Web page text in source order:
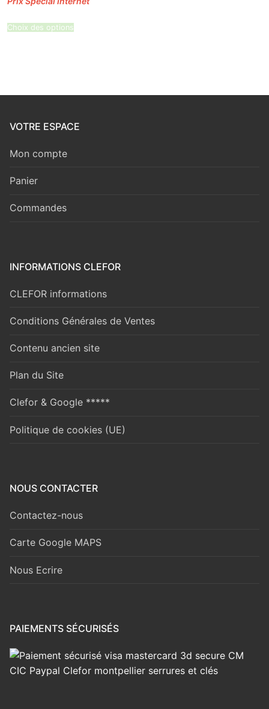
prix :
Choix des options
VOTRE ESPACE
Mon compte
Panier
Commandes
INFORMATIONS CLEFOR
CLEFOR informations
Conditions Générales de Ventes
Contenu ancien site
Plan du Site
Clefor & Google *****
Politique de cookies (UE)
NOUS CONTACTER
Contactez-nous
Carte Google MAPS
Nous Ecrire
PAIEMENTS SÉCURISÉS